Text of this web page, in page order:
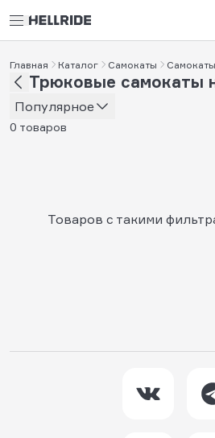
Главная Каталог Самокаты
Трюковые самокаты
Популярное
0 товаров
Товаров с такими